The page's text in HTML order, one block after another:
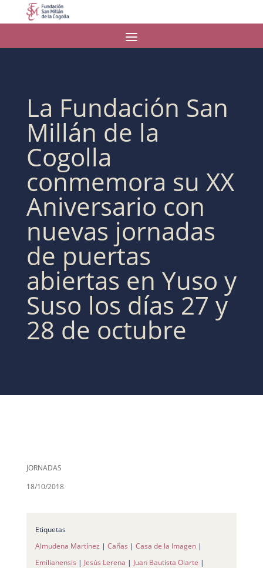
La Fundación San
Millán de la
Cogolla
conmemora su XX
Aniversario con
nuevas jornadas
de puertas
abiertas en Yuso y
Suso los días 27 y
28 de octubre
JORNADAS
18/10/2018
Etiquetas
Almudena Martínez | Cañas | Casa de la Imagen|
Emilianensis | Jesús Lerena | Juan Bautista Olarte |